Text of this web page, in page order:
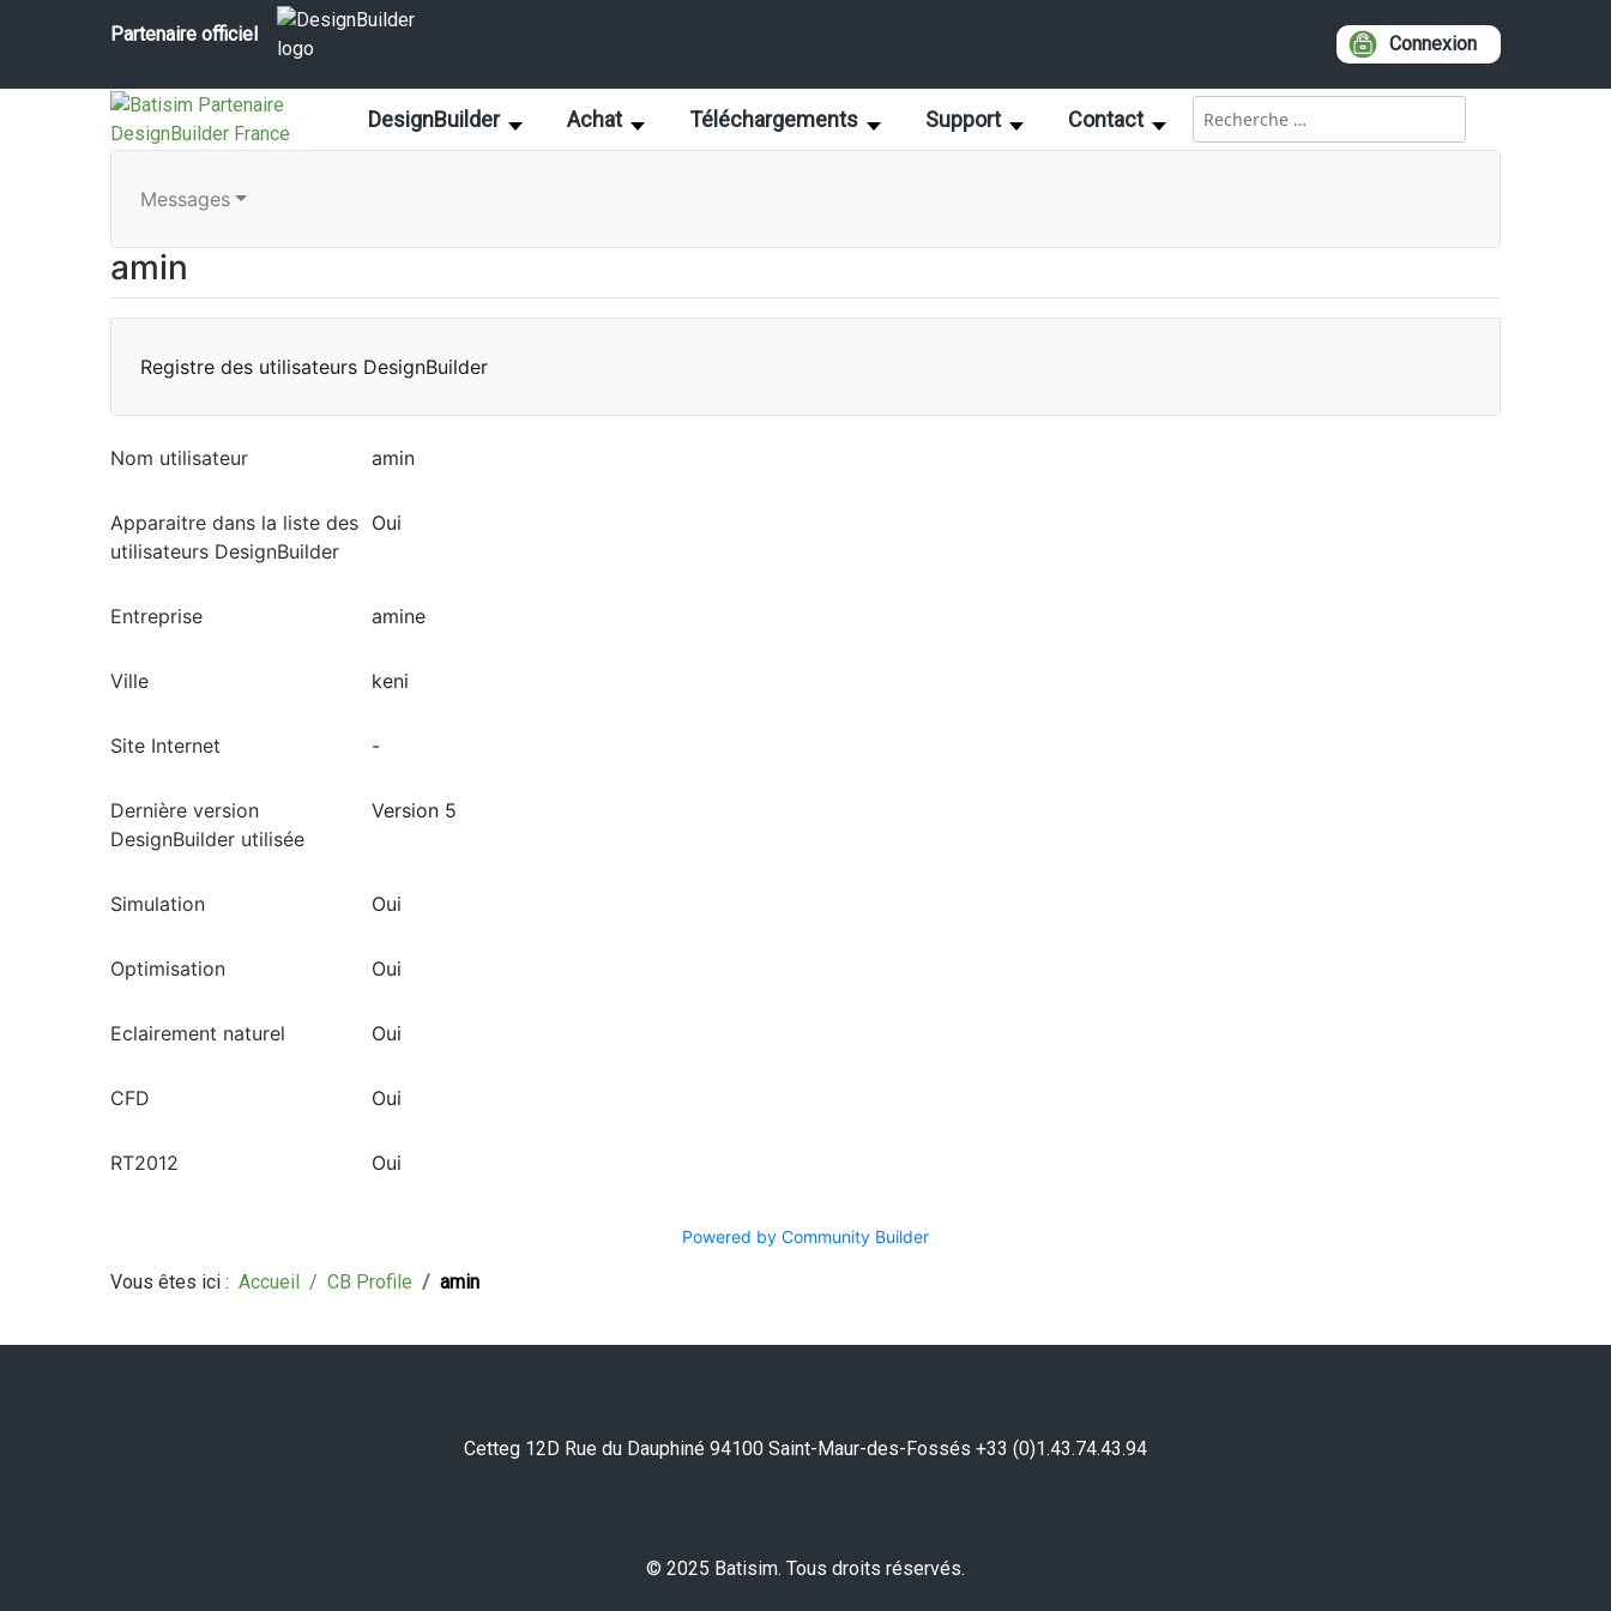
Partenaire officiel Connexion
DesignBuilder Achat Téléchargements Support Contact
Messages
amin
Registre des utilisateurs DesignBuilder
Nom utilisateur amin
Apparaitre dans la liste des
utilisateurs DesignBuilder
Oui
Entreprise amine
Ville keni
Site Internet -
Dernière version
DesignBuilder utilisée
Version 5
Simulation Oui
Optimisation Oui
Eclairement naturel Oui
CFD Oui
RT2012 Oui
Powered by Community Builder
Vous êtes ici : Accueil CB Profile amin
Cetteg 12D Rue du Dauphiné 94100 Saint-Maur-des-Fossés +33 (0)1.43.74.43.94
© 2025 Batisim. Tous droits réservés.